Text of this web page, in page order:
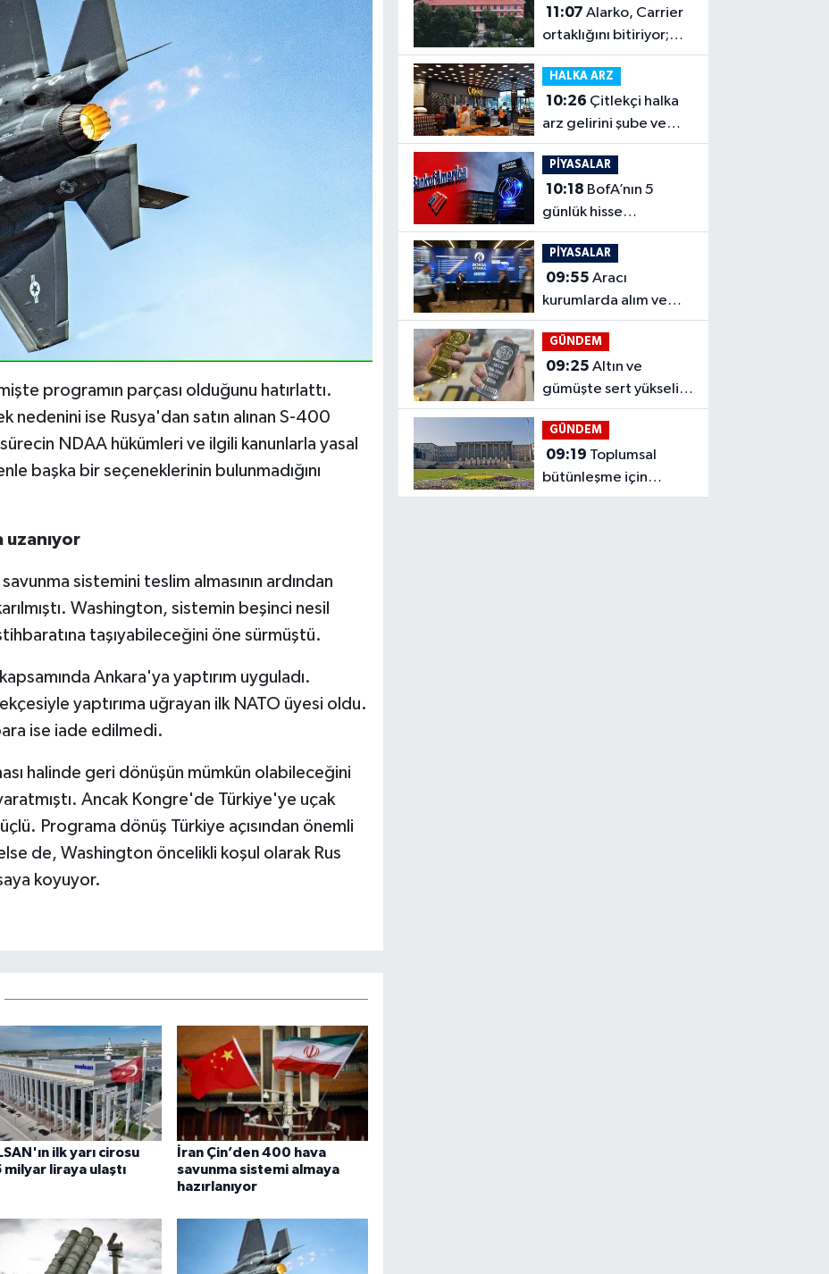
programın parçası olduğunu hatırlattı.
nedenini ise Rusya'dan satın alınan S-400
NDAA hükümleri ve ilgili kanunlarla yasal
başka bir seçeneklerinin bulunmadığını
sistemini teslim almasının ardından
Washington, sistemin beşinci nesil
taşıyabileceğini öne sürmüştü.
Ankara'ya yaptırım uyguladı.
yaptırıma uğrayan ilk NATO üyesi oldu.
ise iade edilmedi.
halinde geri dönüşün mümkün olabileceğini
Ancak Kongre'de Türkiye'ye uçak
Programa dönüş Türkiye açısından önemli
de, Washington öncelikli koşul olarak Rus
koyuyor.
ilk yarı cirosu
milyar liraya ulaştı
İran Çin’den 400 hava
savunma sistemi almaya
hazırlanıyor
11:07 Alarko, Carrier
ortaklığını bitiriyor;
payı yüzde 84,06’ya
çıkacak
HALKA ARZ
10:26
arz gelirini şube ve
GES'e yöneltecek
PİYASALAR
10:18
günlük hisse
trafiğinde satışlar ağır
bastı
PİYASALAR
09:55 Aracı
kurumlarda alım ve
satım tarafında kimler
öne çıktı?
GÜNDEM
09:25 Altın ve
gümüşte sert yükseliş,
beş gelişme ralliyi
besledi
GÜNDEM
09:19
bütünleşme için
çerçeve yasa